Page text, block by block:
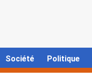
Société Politique